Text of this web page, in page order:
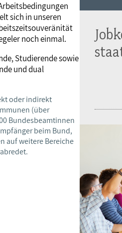
sich in unseren
noch einmal.
Studierende sowie
und dual
oder indirekt
(über
Bundesbeamtinnen
beim Bund,
auf weitere Bereiche